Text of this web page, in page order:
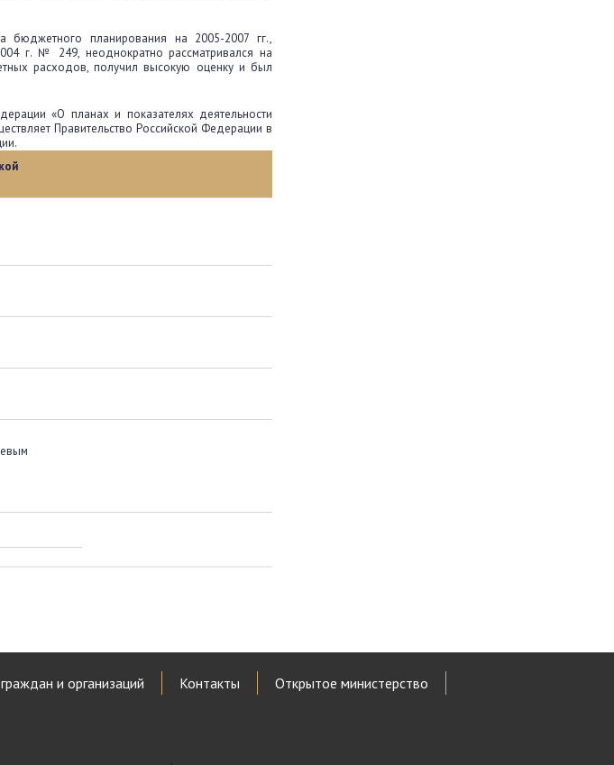
бюджетного планирования на 2005-2007 гг.,
г. № 249, неоднократно рассматривался на
расходов, получил высокую оценку и был
«О планах и показателях деятельности
Правительство Российской Федерации в
и организаций Контакты
Открытое министерство